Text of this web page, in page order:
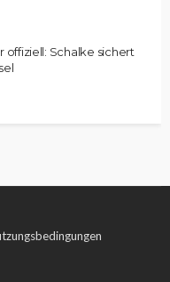
offiziell: Schalke sichert